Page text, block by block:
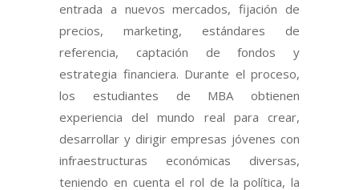
entrada a nuevos mercados, fijación de
precios, marketing, estándares de
referencia, captación de fondos y
estrategia financiera. Durante el proceso,
los estudiantes de MBA obtienen
experiencia del mundo real para crear,
desarrollar y dirigir empresas jóvenes con
infraestructuras económicas diversas,
teniendo en cuenta el rol de la política, la